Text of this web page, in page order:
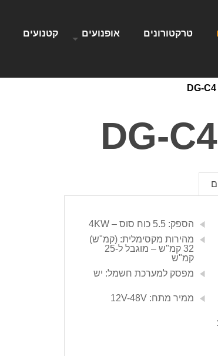
טרקטורונים אופנועים קטנועים
הספק: 5.5 כוח סוס – 4KW
מהירות מקסימלית: (קמ"ש)
32 קמ"ש – מוגבל ל-25
קמ"ש
מפסק למערכת חשמל: יש
ממיר מתח: 12V-48V